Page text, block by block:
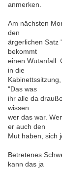
anmerken.
Am nächsten
den
ärgerlichen Satz
bekommt
einen Wutanfall.
in die
"Das was
ihr alle da
wissen
wer das war.
er auch den
Mut haben, sich
Betretenes
kann das ja